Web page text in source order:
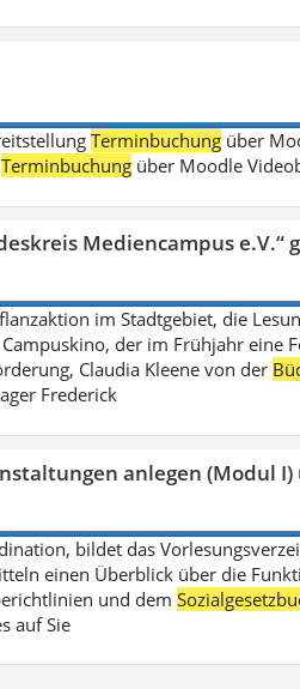
Terminbuchung über
Terminbuchung über Moodle
Mediencampus e.V.“
im Stadtgebiet, die
der im Frühjahr eine
Claudia Kleene von der
Frederick
anlegen (Modul
bildet das
einen Überblick über die
und dem
auf Sie